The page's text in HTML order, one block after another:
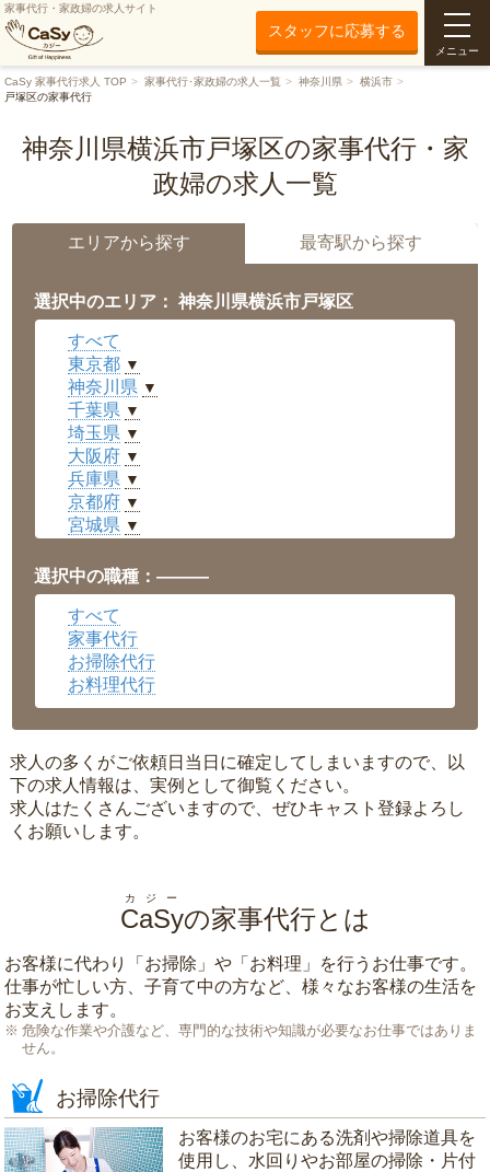
家事代行・家政婦の求人サイト
スタッフに応募する
メニュー
CaSy 家事代行求人 TOP 家事代行･家政婦の求人一覧 神奈川県
横浜市
戸塚区の家事代行
神奈川県横浜市戸塚区の家事代行・家
政婦の求人一覧
エリアから探す 最寄駅から探す
選択中のエリア： 神奈川県横浜市戸塚区
すべて
東京都 ▼
神奈川県 ▼
千葉県 ▼
埼玉県 ▼
大阪府 ▼
兵庫県 ▼
京都府 ▼
宮城県 ▼
福井県 ▼
岡山県 ▼
広島県
沖縄県 ▼
選択中の職種：———
すべて
家事代行
お掃除代行
お料理代行
求人の多くがご依頼日当日に確定してしまいますので、以
下の求人情報は、実例として御覧ください。
求人はたくさんございますので、ぜひキャスト登録よろし
くお願いします。
CaSy
カジー
の家事代行とは
お客様に代わり「 お掃除 」や「 お料理 」を行うお仕事です。
仕事が忙しい方、子育て中の方など、様々なお客様の生活を
お支えします。
危険な作業や介護など、専門的な技術や知識が必要なお仕事ではありま
せん。
お掃除代行
お客様のお宅にある洗剤や掃除道具を
使用し、水回りやお部屋の掃除・片付